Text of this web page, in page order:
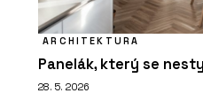
ARCHITEKTURA
Panelák, který se
28. 5. 2026